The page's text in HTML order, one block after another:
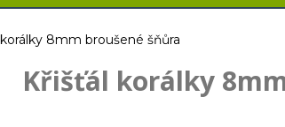
8mm broušené šňůra
Křišťál korálky